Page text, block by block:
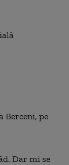
Berceni, pe
Dar mi se